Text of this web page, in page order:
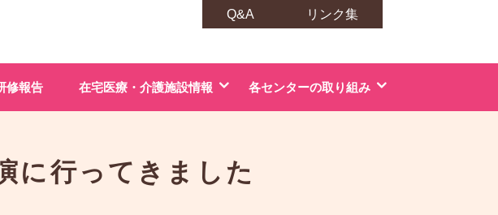
Q&A リンク集
修報告 在宅医療・介護施設情報 各センターの取り組み
に行ってきました